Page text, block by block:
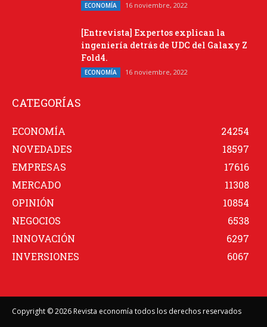
ECONOMÍA 16 noviembre, 2022
[Entrevista] Expertos explican la
ingeniería detrás de UDC del Galaxy Z
Fold4.
ECONOMÍA 16 noviembre, 2022
CATEGORÍAS
ECONOMÍA
24254
NOVEDADES
18597
EMPRESAS
17616
MERCADO
11308
OPINIÓN
10854
NEGOCIOS
6538
INNOVACIÓN
6297
INVERSIONES
6067
Copyright © 2026 Revista economía todos los derechos reservados